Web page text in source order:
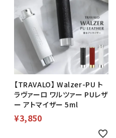
【TRAVALO】 Walzer-PU ト
ラヴァーロ ワルツァー PUレザ
ー アトマイザー 5ml
¥3,850